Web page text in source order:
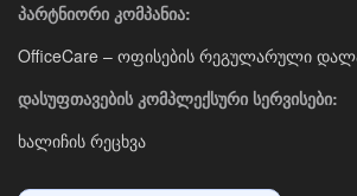
პარტნიორი კომპანია:
OfficeCare – ოფისების რეგულარული
დასუფთავების კომპლექსური სერვისები:
ხალიჩის რეცხვა